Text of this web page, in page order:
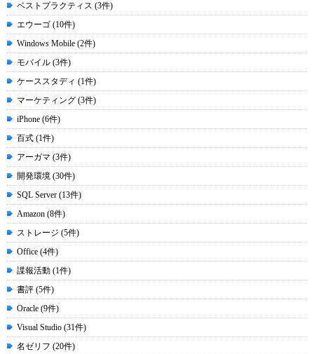
ベストプラクティス (3件)
エウーゴ (10件)
Windows Mobile (2件)
モバイル (3件)
ケーススタディ (1件)
マーケティング (3件)
iPhone (6件)
百式 (1件)
アーガマ (3件)
開発環境 (30件)
SQL Server (13件)
Amazon (8件)
ストレージ (5件)
Office (4件)
諜報活動 (1件)
書評 (5件)
Oracle (9件)
Visual Studio (31件)
名ゼリフ (20件)